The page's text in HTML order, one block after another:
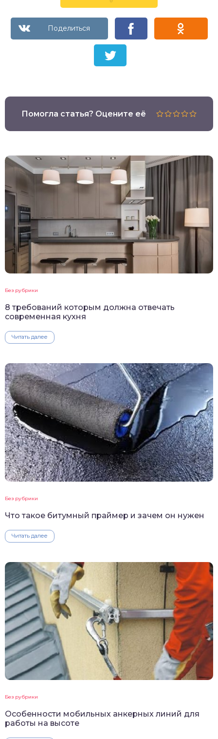
Помогла статья? Оцените её
Без рубрики
8 требований которым должна отвечать
современная кухня
Читать далее
Без рубрики
Что такое битумный праймер и зачем он нужен
Читать далее
Без рубрики
Особенности мобильных анкерных линий для
работы на высоте